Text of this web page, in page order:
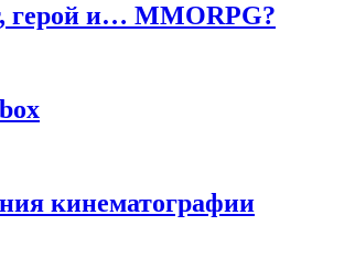
герой и… MMORPG?
кинематографии